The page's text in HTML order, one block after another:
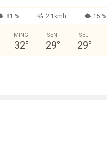
81 % 2.1kmh 15 %
MING
32°
SEN
29°
SEL
29°